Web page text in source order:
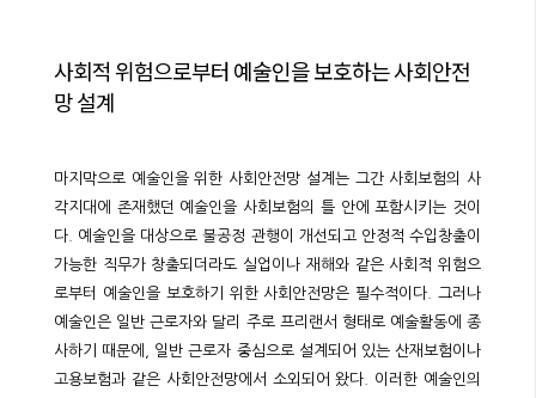
사회적 위험으로부터 예술인을 보호하는 사회안전
망 설계
마지막으로 예술인을 위한 사회안전망 설계는 그간 사회보험의 사
각지대에 존재했던 예술인을 사회보험의 틀 안에 포함시키는 것이
다. 예술인을 대상으로 불공정 관행이 개선되고 안정적 수입창출이
가능한 직무가 창출되더라도 실업이나 재해와 같은 사회적 위험으
로부터 예술인을 보호하기 위한 사회안전망은 필수적이다. 그러나
예술인은 일반 근로자와 달리 주로 프리랜서 형태로 예술활동에 종
사하기 때문에, 일반 근로자 중심으로 설계되어 있는 산재보험이나
고용보험과 같은 사회안전망에서 소외되어 왔다. 이러한 예술인의